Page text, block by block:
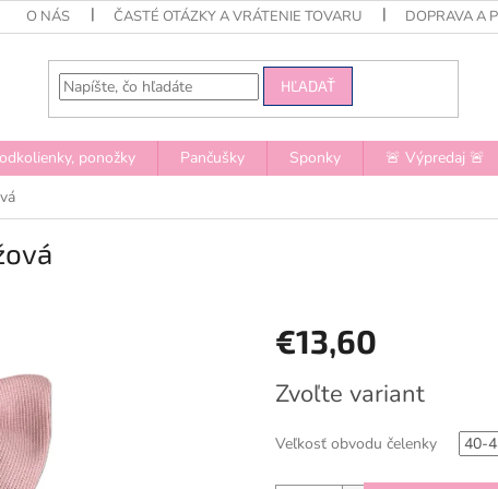
O NÁS ČASTÉ OTÁZKY A VRÁTENIE TOVARU DOPRAVA A
HĽADAŤ
ponožky Pančušky Sponky 🚨 Výpredaj 🚨
€13,60
cena:
Zvoľte variant
Veľkosť obvodu čelenky